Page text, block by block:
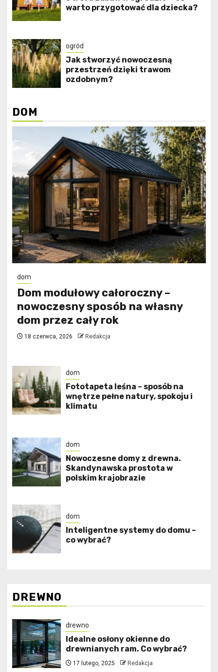
warto przygotować dla dziecka?
ogród
Jak stworzyć nowoczesną
przestrzeń dzięki trawom
ozdobnym?
DOM
dom
Dom modułowy całoroczny –
nowoczesny sposób na własny
dom przez cały rok
18 czerwca, 2026 Redakcja
dom
​Fototapeta leśna – sposób na
wnętrze pełne natury, spokoju i
klimatu
dom
Nowoczesne domy z drewna.
Skandynawska prostota w
polskim krajobrazie
dom
Inteligentne systemy do domu –
co wybrać?
DREWNO
drewno
Idealne osłony okienne do
drewnianych ram. Co wybrać?
17 lutego, 2025 Redakcja